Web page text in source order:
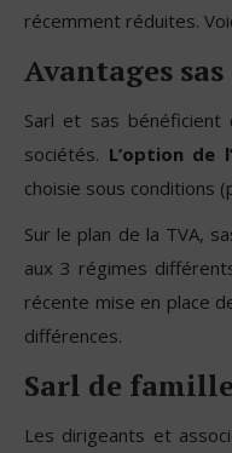
récemment réduites.
Avantages
Sarl et sas
sociétés. L’option de
choisie sous conditions
Sur le plan de la TVA,
aux 3 régimes
récente mise en place
différences.
Sarl de
Les dirigeants et